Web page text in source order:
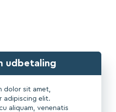
udbetaling
dolor sit amet,
adipiscing elit.
aliquam, venenatis